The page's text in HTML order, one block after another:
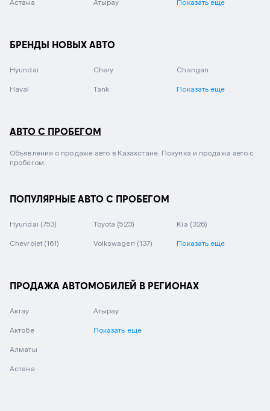
Астана Атырау Показать еще
БРЕНДЫ НОВЫХ АВТО
Hyundai Chery Changan
Haval Tank Показать еще
АВТО С ПРОБЕГОМ
Объявления о продаже авто в Казахстане. Покупка и продажа авто с
пробегом.
ПОПУЛЯРНЫЕ АВТО С ПРОБЕГОМ
Hyundai (753) Toyota (523) Kia (326)
Chevrolet (161) Volkswagen (137) Показать еще
ПРОДАЖА АВТОМОБИЛЕЙ В РЕГИОНАХ
Актау
Актобе
Алматы
Астана
Атырау
Показать еще